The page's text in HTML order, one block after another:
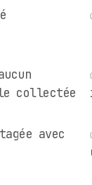
collectée
avec